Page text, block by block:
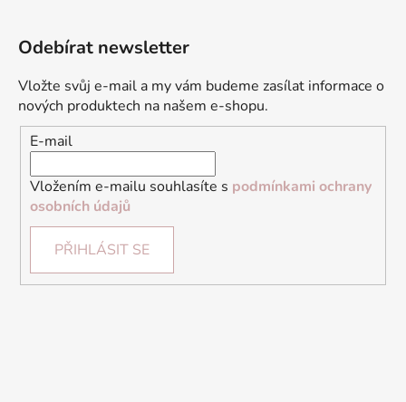
Odebírat newsletter
Vložte svůj e-mail a my vám budeme zasílat informace o
nových produktech na našem e-shopu.
E-mail
Vložením e-mailu souhlasíte s podmínkami ochrany
osobních údajů
PŘIHLÁSIT SE